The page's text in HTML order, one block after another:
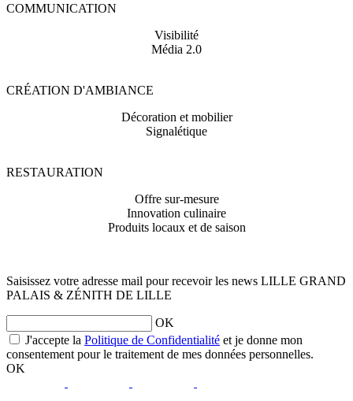
COMMUNICATION
Visibilité
Média 2.0
CRÉATION D'AMBIANCE
Décoration et mobilier
Signalétique
RESTAURATION
Offre sur-mesure
Innovation culinaire
Produits locaux et de saison
Saisissez votre adresse mail pour recevoir les news LILLE GRAND
PALAIS & ZÉNITH DE LILLE
OK
J'accepte la Politique de Confidentialitéopens
a
et je donne mon
consentement pour le traitement de mes données personnelles.
OK